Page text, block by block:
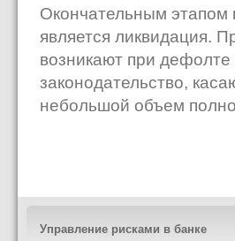
Окончательным этапом
является ликвидация.
возникают при
законодательство,
небольшой объем
Управление рисками в банке